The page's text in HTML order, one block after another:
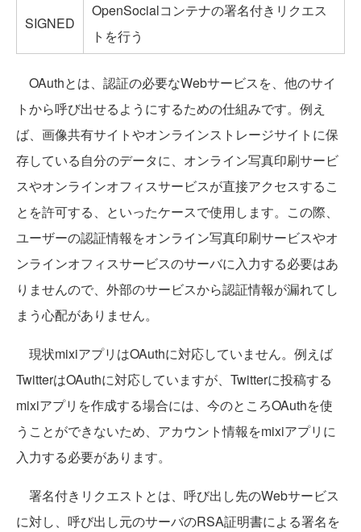
SIGNED
OpenSocialコンテナの署名付きリクエス
トを行う
OAuthとは、認証の必要なWebサービスを、他のサイ
トから呼び出せるようにするための仕組みです。例え
ば、画像共有サイトやオンラインストレージサイトに保
存している自分のデータに、オンライン写真印刷サービ
スやオンラインオフィスサービスが直接アクセスするこ
とを許可する、といったケースで使用します。この際、
ユーザーの認証情報をオンライン写真印刷サービスやオ
ンラインオフィスサービスのサーバに入力する必要はあ
りませんので、外部のサービスから認証情報が漏れてし
まう心配がありません。
現状mixiアプリはOAuthに対応していません。例えば
TwitterはOAuthに対応していますが、Twitterに投稿する
mixiアプリを作成する場合には、今のところOAuthを使
うことができないため、アカウント情報をmixiアプリに
入力する必要があります。
署名付きリクエストとは、呼び出し先のWebサービス
に対し、呼び出し元のサーバのRSA証明書による署名を